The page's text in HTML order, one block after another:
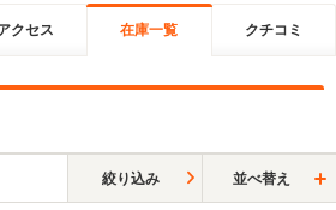
クセス 在庫一覧 クチコミ
絞り込み 並べ替え